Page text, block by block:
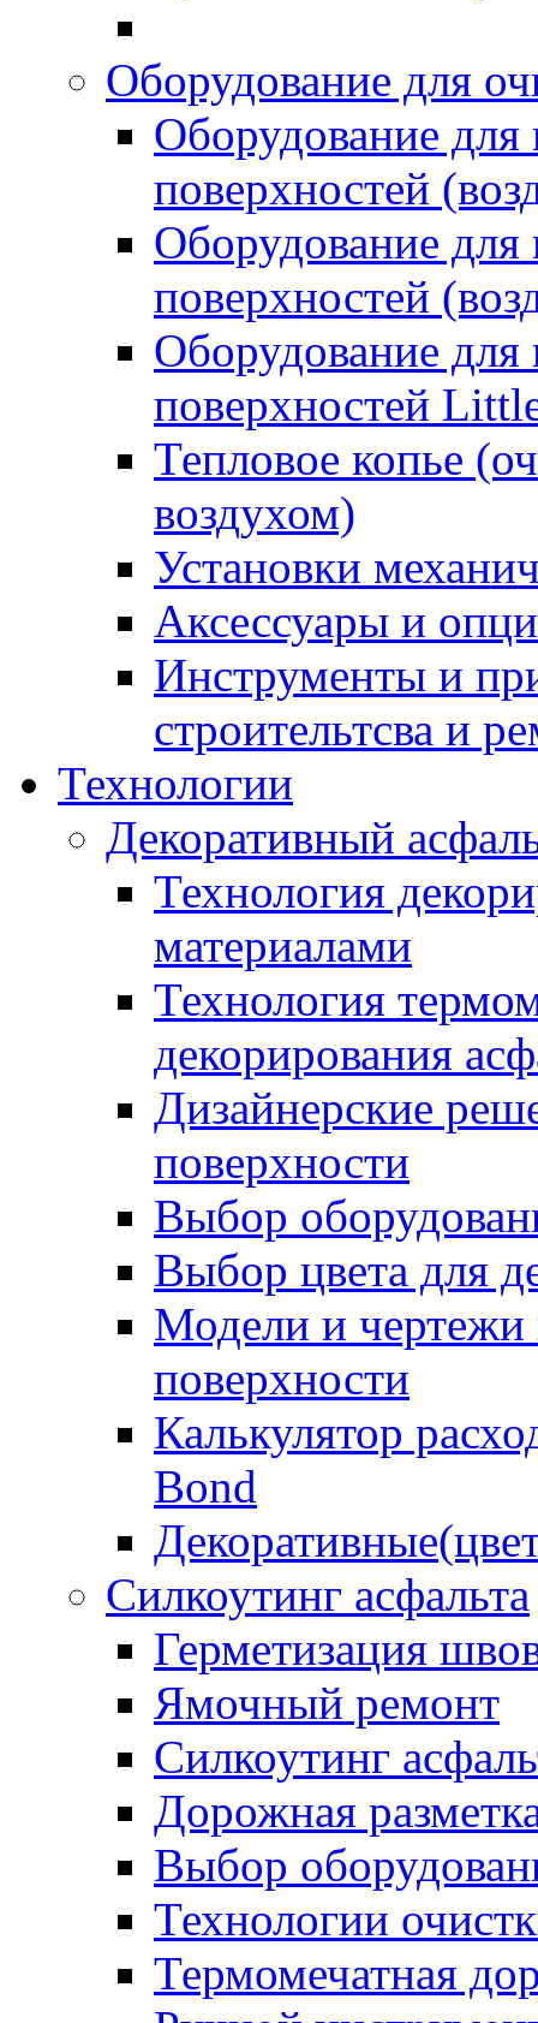
Оборудование для
Оборудование
поверхностей
Оборудование
поверхностей
Оборудование
поверхностей
Тепловое копье
воздухом)
Установки
Аксессуары и
Инструменты и
строительтсва и
Технологии
Декоративный
Технология
материалами
Технология
декорирования
Дизайнерские
поверхности
Выбор
Выбор цвета для
Модели и чертежи
поверхности
Калькулятор
Bond
Силкоутинг асфальта
Герметизация
Ямочный ремонт
Силкоутинг
Дорожная
Выбор
Технологии
Термомечатная